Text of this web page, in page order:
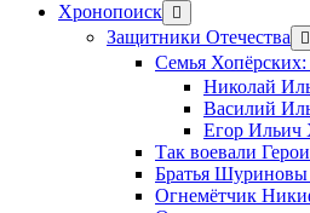
Хронопоиск открыть
меню
Защитники Отечества
Семья
Николай
Василий
Егор Ильич
Так воевали
Братья
Огнемётчик